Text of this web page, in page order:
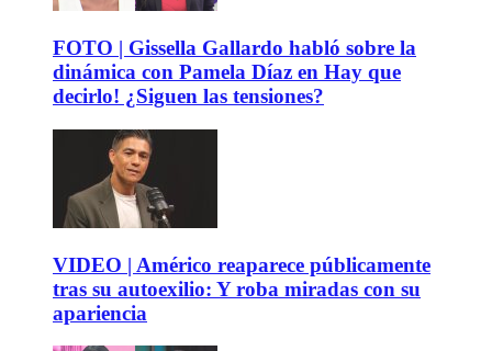
FOTO | Gissella Gallardo habló sobre la
dinámica con Pamela Díaz en Hay que
decirlo! ¿Siguen las tensiones?
VIDEO | Américo reaparece públicamente
tras su autoexilio: Y roba miradas con su
apariencia